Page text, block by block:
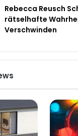
Rebecca Reusch
rätselhafte
Verschwinden